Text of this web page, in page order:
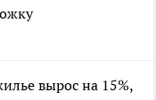
вырос на 15%,